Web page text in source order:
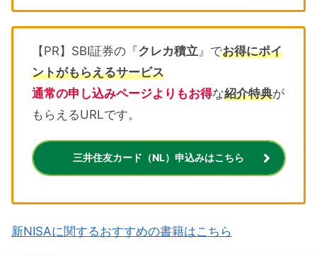
【PR】SBI証券の『クレカ積立』でお得にポイ
ントがもらえるサービス
通常の申し込みページよりもお得な紹介特典が
もらえるURLです。
三井住友カード（NL）申込みはこちら
新NISAに関するおすすめの書籍はこちら